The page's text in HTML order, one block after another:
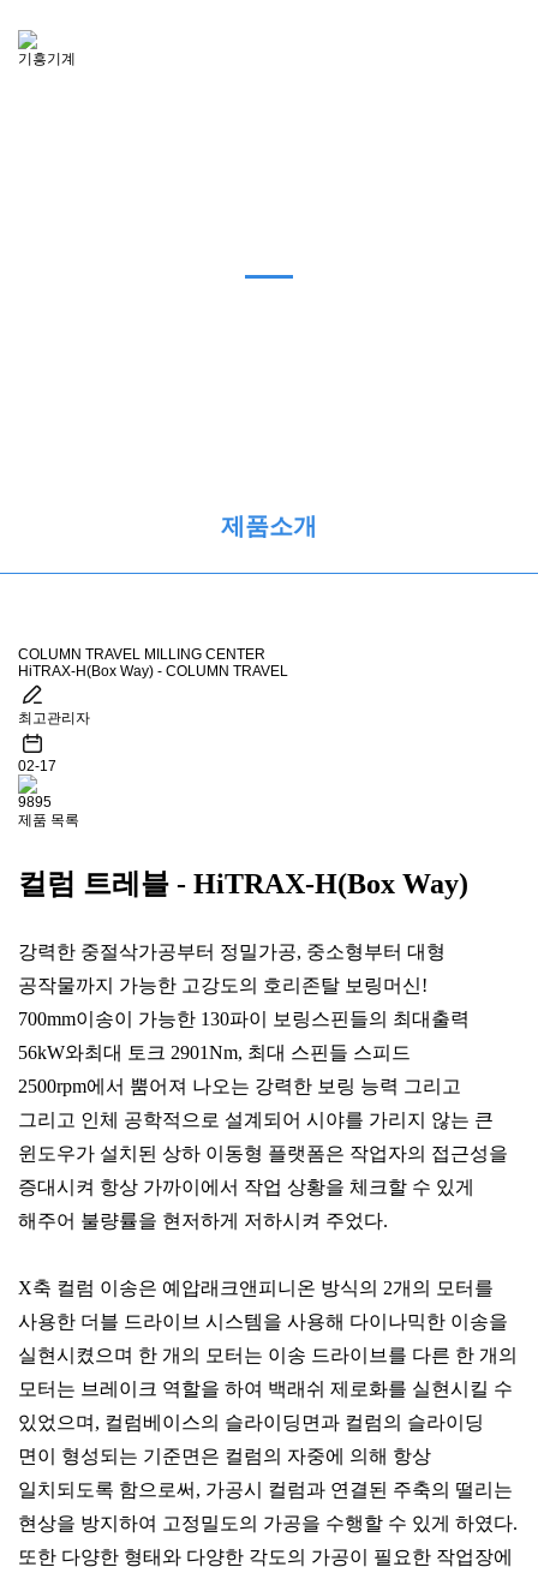
제품소개
COLUMN TRAVEL MILLING CENTER
HiTRAX-H(Box Way) - COLUMN TRAVEL
최고관리자
02-17
9895
제품 목록
컬럼 트레블 -HiTRAX-H(Box Way)
강력한 중절삭가공부터 정밀가공, 중소형부터 대형
공작물까지 가능한 고강도의 호리존탈 보링머신!
700mm이송이 가능한 130파이 보링스핀들의 최대출력
56kW와최대 토크 2901Nm, 최대 스핀들 스피드
2500rpm에서 뿜어져 나오는 강력한 보링 능력 그리고
그리고 인체 공학적으로 설계되어 시야를 가리지 않는 큰
윈도우가 설치된 상하 이동형 플랫폼은 작업자의 접근성을
증대시켜 항상 가까이에서 작업 상황을 체크할 수 있게
해주어 불량률을 현저하게 저하시켜 주었다.
X축 컬럼 이송은 예압래크앤피니온 방식의 2개의 모터를
사용한 더블 드라이브 시스템을 사용해 다이나믹한 이송을
실현시켰으며 한 개의 모터는 이송 드라이브를 다른 한 개의
모터는 브레이크 역할을 하여 백래쉬 제로화를 실현시킬 수
있었으며, 컬럼베이스의 슬라이딩면과 컬럼의 슬라이딩
면이 형성되는 기준면은 컬럼의 자중에 의해 항상
일치되도록 함으로써, 가공시 컬럼과 연결된 주축의 떨리는
현상을 방지하여 고정밀도의 가공을 수행할 수 있게 하였다.
또한 다양한 형태와 다양한 각도의 가공이 필요한 작업장에